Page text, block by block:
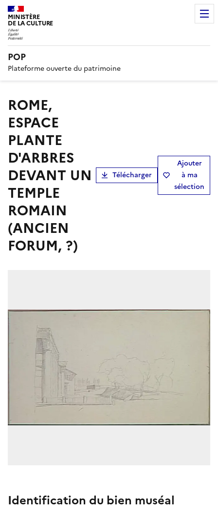
MINISTÈRE
DE LA CULTURE
POP
Plateforme ouverte du patrimoine
ROME,
ESPACE
PLANTE
D'ARBRES
DEVANT UN
TEMPLE
ROMAIN
(ANCIEN
FORUM, ?)
Télécharger
Ajouter
à ma
sélection
Identification du bien muséal